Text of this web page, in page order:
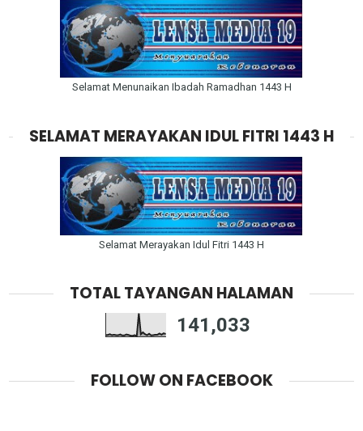
Selamat Menunaikan Ibadah Ramadhan 1443 H
SELAMAT MERAYAKAN IDUL FITRI 1443 H
Selamat Merayakan Idul Fitri 1443 H
TOTAL TAYANGAN HALAMAN
141,033
FOLLOW ON FACEBOOK